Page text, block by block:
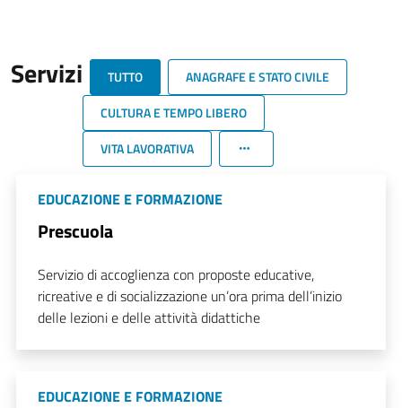
Servizi TUTTO
ANAGRAFE E STATO CIVILE
CULTURA E TEMPO LIBERO
VITA LAVORATIVA
EDUCAZIONE E FORMAZIONE
Prescuola
Servizio di accoglienza con proposte educative,
ricreative e di socializzazione un’ora prima dell’inizio
delle lezioni e delle attività didattiche
EDUCAZIONE E FORMAZIONE